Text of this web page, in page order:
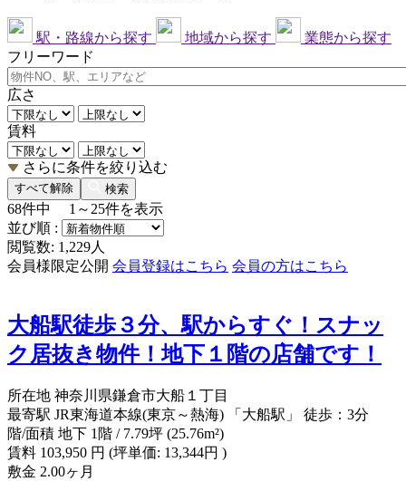
駅・路線から探す 地域から探す
業態から探す
フリーワード
広さ
賃料
さらに条件を絞り込む
すべて解除 検索
68件中 1～25件を表示
並び順 :
閲覧数: 1,229人
会員様限定公開 会員登録はこちら 会員の方はこちら
大船駅徒歩３分、駅からすぐ！スナッ
ク居抜き物件！地下１階の店舗です！
所在地 神奈川県鎌倉市大船１丁目
最寄駅 JR東海道本線(東京～熱海) 「大船駅」 徒歩：3分
階/面積 地下 1階 / 7.79坪 (25.76m²)
賃料 103,950 円 (坪単価: 13,344円 )
敷金 2.00ヶ月